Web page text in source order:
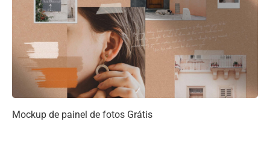
Mockup de painel de fotos Grátis